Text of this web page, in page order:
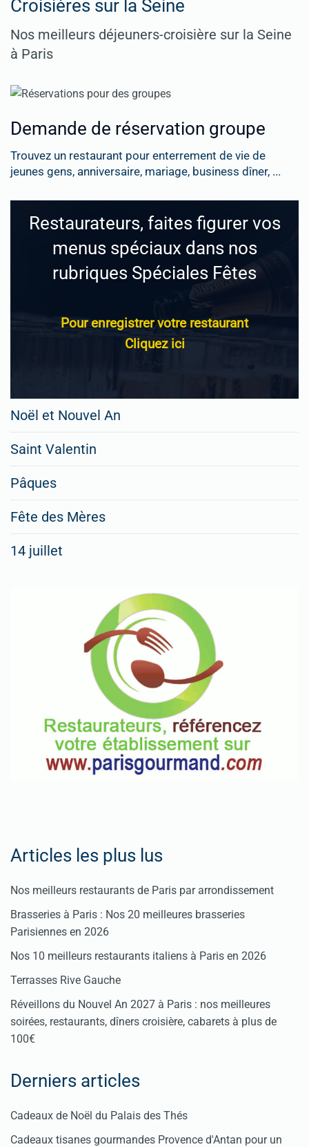
Croisières sur la Seine
Nos meilleurs déjeuners-croisière sur la Seine
à Paris
Demande de réservation groupe
Trouvez un restaurant pour enterrement de vie de
jeunes gens, anniversaire, mariage, business dîner, ...
Restaurateurs, faites figurer vos
menus spéciaux dans nos
rubriques Spéciales Fêtes
Pour enregistrer votre restaurant
Cliquez ici
Noël et Nouvel An
Saint Valentin
Pâques
Fête des Mères
14 juillet
Articles les plus lus
Nos meilleurs restaurants de Paris par arrondissement
Brasseries à Paris : Nos 20 meilleures brasseries
Parisiennes en 2026
Nos 10 meilleurs restaurants italiens à Paris en 2026
Terrasses Rive Gauche
Réveillons du Nouvel An 2027 à Paris : nos meilleures
soirées, restaurants, dîners croisière, cabarets à plus de
100€
Derniers articles
Cadeaux de Noël du Palais des Thés
Cadeaux tisanes gourmandes Provence d'Antan pour un